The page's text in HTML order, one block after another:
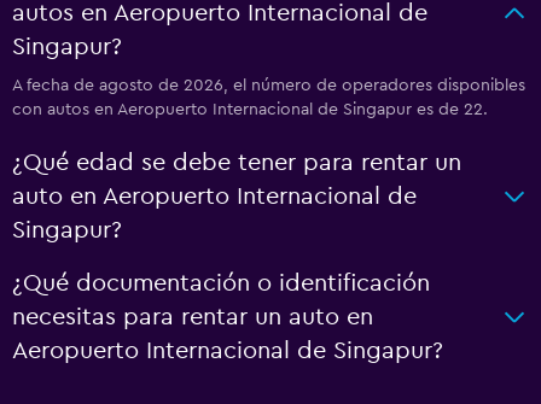
autos en Aeropuerto Internacional de
Singapur?
A fecha de agosto de 2026, el número de operadores disponibles
con autos en Aeropuerto Internacional de Singapur es de 22.
¿Qué edad se debe tener para rentar un
auto en Aeropuerto Internacional de
Singapur?
¿Qué documentación o identificación
necesitas para rentar un auto en
Aeropuerto Internacional de Singapur?